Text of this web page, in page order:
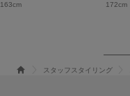
163cm
172cm
スタッフスタイリング